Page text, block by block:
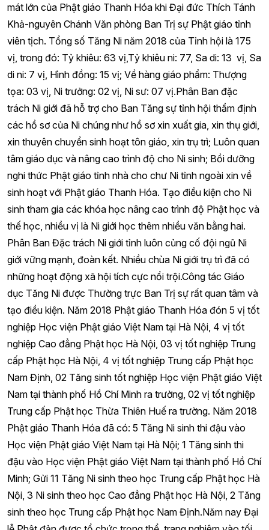
mát lớn của Phật giáo Thanh Hóa khi Đại đức Thích Tánh
Khả-nguyên Chánh Văn phòng Ban Trị sự Phật giáo tỉnh
viên tịch. Tổng số Tăng Ni năm 2018 của Tỉnh hội là 175
vị, trong đó: Tỷ khiêu: 63 vị,Tỷ khiêu ni: 77, Sa di: 13 vị, Sa
di ni: 7 vị, Hình đồng: 15 vị; Về hàng giáo phẩm: Thượng
tọa: 03 vị, Ni trưởng: 02 vị, Ni sư: 07 vị.Phân Ban đặc
trách Ni giới đã hỗ trợ cho Ban Tăng sự tỉnh hội thẩm định
các hồ sơ của Ni chúng như hồ sơ xin xuất gia, xin thụ giới,
xin thuyên chuyển sinh hoạt tôn giáo, xin trụ trì; Luôn quan
tâm giáo dục và nâng cao trình độ cho Ni sinh; Bồi dưỡng
nghi thức Phật giáo tỉnh nhà cho chư Ni tỉnh ngoài xin về
sinh hoạt với Phật giáo Thanh Hóa. Tạo điều kiện cho Ni
sinh tham gia các khóa học nâng cao trình độ Phật học và
thế học, nhiều vị là Ni giới học thêm nhiều văn bằng hai.
Phân Ban Đặc trách Ni giới tỉnh luôn củng cố đội ngũ Ni
giới vững mạnh, đoàn kết. Nhiều chùa Ni giới trụ trì đã có
những hoạt động xã hội tích cực nổi trội.Công tác Giáo
dục Tăng Ni được Thường trực Ban Trị sự rất quan tâm và
tạo điều kiện. Năm 2018 Phật giáo Thanh Hóa đón 5 vị tốt
nghiệp Học viện Phật giáo Việt Nam tại Hà Nội, 4 vị tốt
nghiệp Cao đẳng Phật học Hà Nội, 03 vị tốt nghiệp Trung
cấp Phật học Hà Nội, 4 vị tốt nghiệp Trung cấp Phật học
Nam Định, 02 Tăng sinh tốt nghiệp Học viện Phật giáo Việt
Nam tại thành phố Hồ Chí Minh ra trường, 02 vị tốt nghiệp
Trung cấp Phật học Thừa Thiên Huế ra trường. Năm 2018
Phật giáo Thanh Hóa đã có: 5 Tăng Ni sinh thi đậu vào
Học viện Phật giáo Việt Nam tại Hà Nội; 1 Tăng sinh thi
đậu vào Học viện Phật giáo Việt Nam tại thành phố Hồ Chí
Minh; Gửi 11 Tăng Ni sinh theo học Trung cấp Phật học Hà
Nội, 3 Ni sinh theo học Cao đẳng Phật học Hà Nội, 2 Tăng
sinh theo học Trung cấp Phật học Nam Định.Năm nay Đại